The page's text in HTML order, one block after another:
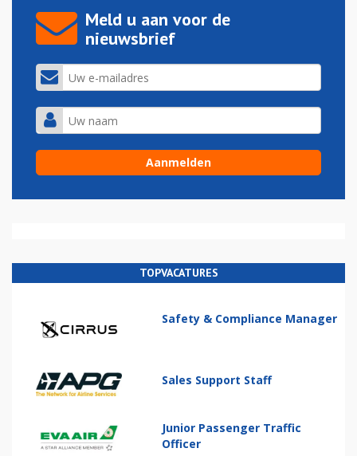
Meld u aan voor de
nieuwsbrief
TOPVACATURES
Safety & Compliance Manager
Sales Support Staff
Junior Passenger Traffic
Officer